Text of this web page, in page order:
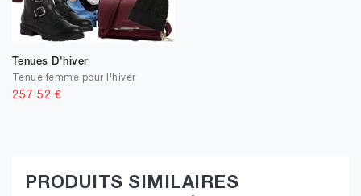
Tenues D'hiver
Tenue femme pour l'hiver
257.52 €
PRODUITS SIMILAIRES